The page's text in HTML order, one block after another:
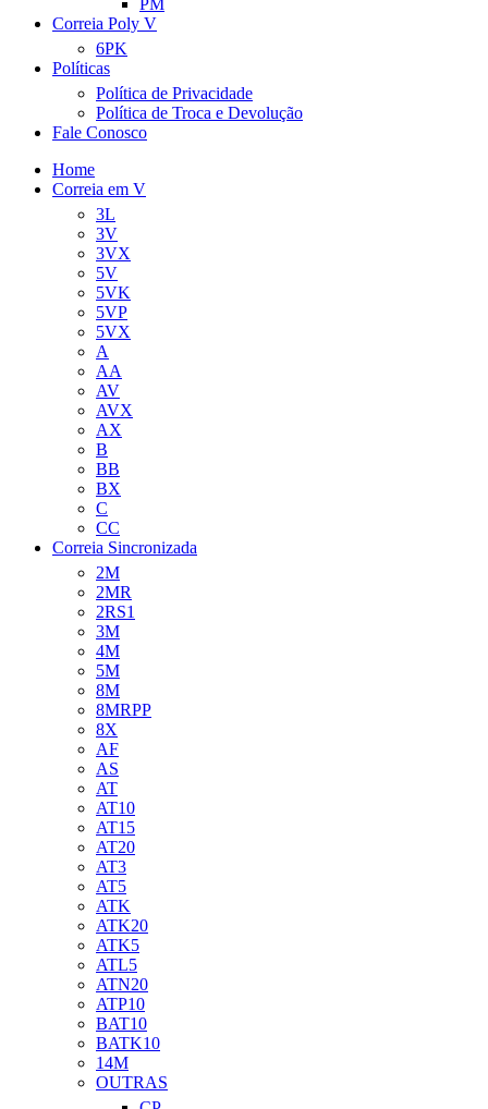
PM
Correia Poly V
6PK
Políticas
Política de Privacidade
Política de Troca e Devolução
Fale Conosco
Home
Correia em V
3L
3V
3VX
5V
5VK
5VP
5VX
A
AA
AV
AVX
AX
B
BB
BX
C
CC
Correia Sincronizada
2M
2MR
2RS1
3M
4M
5M
8M
8MRPP
8X
AF
AS
AT
AT10
AT15
AT20
AT3
AT5
ATK
ATK20
ATK5
ATL5
ATN20
ATP10
BAT10
BATK10
14M
OUTRAS